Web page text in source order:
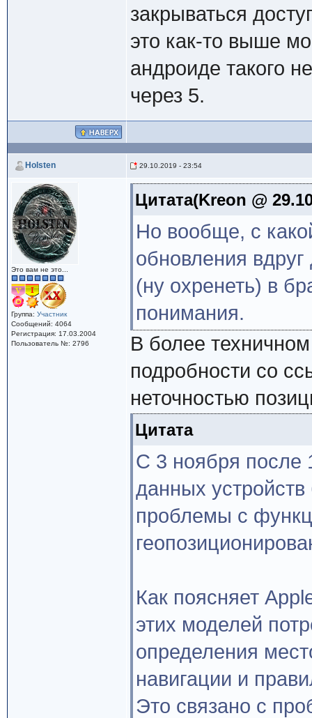
закрываться
это как-то выше
андроиде такого
через 5.
Holsten 29.10.2019 - 23:54
Это вам не это...
Группа: Участник
Сообщений: 4064
Регистрация: 17.03.2004
Пользователь №: 2796
Цитата(Kreon @
Но вообще, с
обновления вдруг
(ну охренеть) в
понимания.
В более
подробности со
неточностью
Цитата
С 3 ноября после
данных
проблемы с
Как поясняет
этих моделей
определения
навигации и
Это связано с